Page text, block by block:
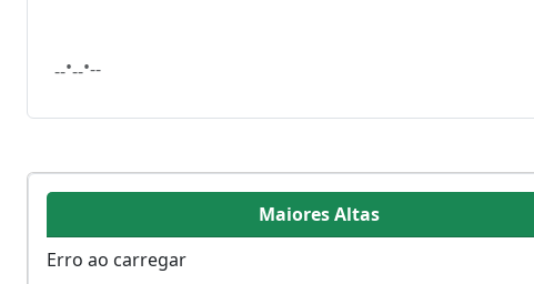
--•--•--
Maiores Altas
Erro ao carregar